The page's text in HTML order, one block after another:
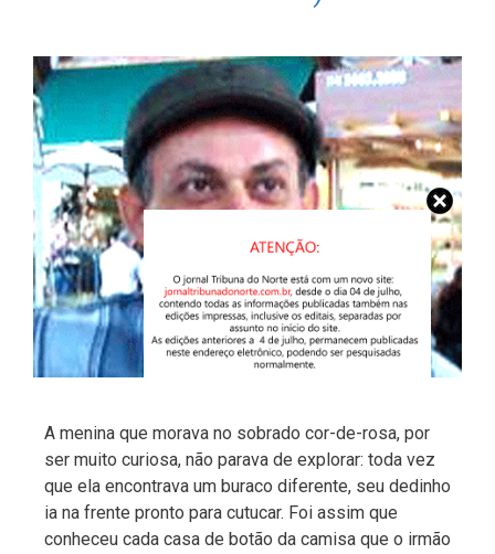
A menina que morava no sobrado cor-de-rosa, por
ser muito curiosa, não parava de explorar: toda vez
que ela encontrava um buraco diferente, seu dedinho
ia na frente pronto para cutucar. Foi assim que
conheceu cada casa de botão da camisa que o irmão